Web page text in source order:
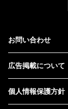
お問い合わせ
広告掲載について
個人情報保護方針